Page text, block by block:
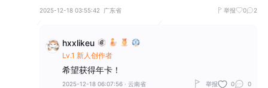
2025-12-18 03:55:42 广东省 举报 0 2
hxxlikeu
Lv.1 新人创作者
希望获得年卡！
2025-12-18 06:07:56 · 云南省 举报 0 0